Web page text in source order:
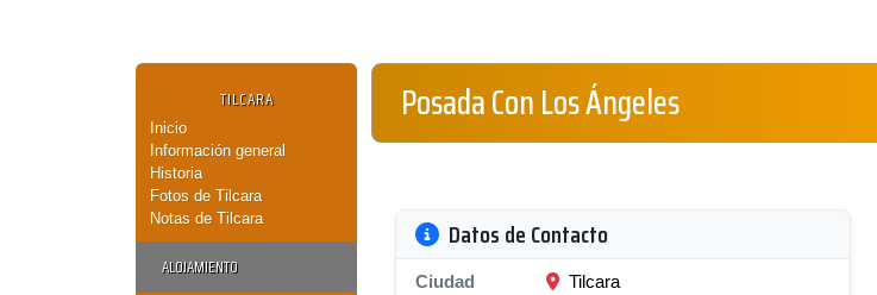
TILCARA
Inicio
Información general
Historia
Fotos de Tilcara
Notas de Tilcara
ALOJAMIENTO
Posada Con Los Ángeles
Datos de Contacto
Ciudad Tilcara